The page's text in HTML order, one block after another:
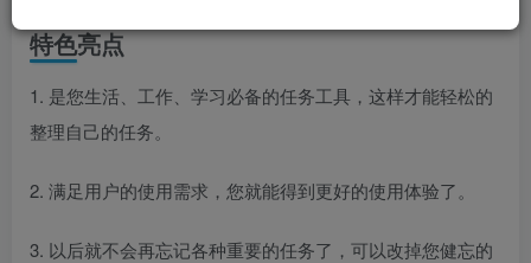
特色亮点
1. 是您生活、工作、学习必备的任务工具，这样才能轻松的
整理自己的任务。
2. 满足用户的使用需求，您就能得到更好的使用体验了。
3. 以后就不会再忘记各种重要的任务了，可以改掉您健忘的